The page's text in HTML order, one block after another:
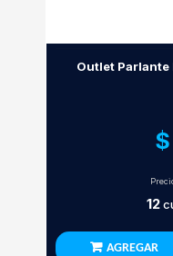
Outlet Parlante
12
AGREGAR